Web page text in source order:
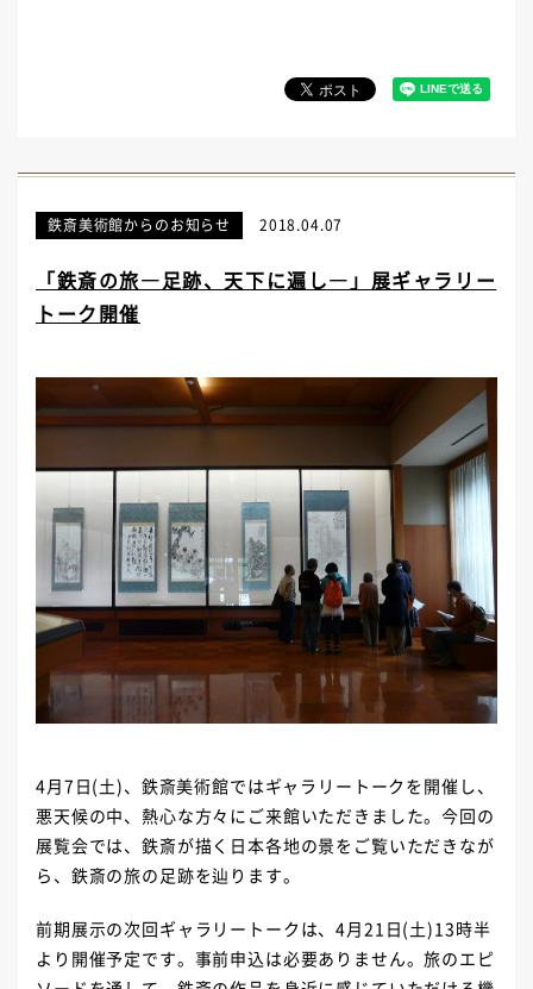
鉄斎美術館からのお知らせ 2018.04.07
「鉄斎の旅―足跡、天下に遍し―」展ギャラリー
トーク開催
4月7日(土)、鉄斎美術館ではギャラリートークを開催し、
悪天候の中、熱心な方々にご来館いただきました。今回の
展覧会では、鉄斎が描く日本各地の景をご覧いただきなが
ら、鉄斎の旅の足跡を辿ります。
前期展示の次回ギャラリートークは、4月21日(土)13時半
より開催予定です。事前申込は必要ありません。旅のエピ